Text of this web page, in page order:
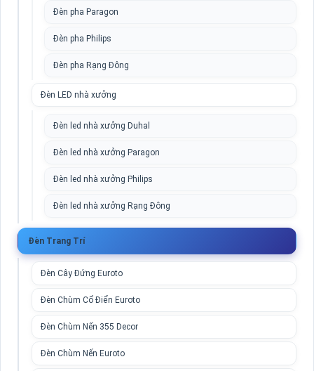
Đèn pha Paragon
Đèn pha Philips
Đèn pha Rạng Đông
Đèn LED nhà xưởng
Đèn led nhà xưởng Duhal
Đèn led nhà xưởng Paragon
Đèn led nhà xưởng Philips
Đèn led nhà xưởng Rạng Đông
Đèn Trang Trí
Đèn Cây Đứng Euroto
Đèn Chùm Cổ Điển Euroto
Đèn Chùm Nến 355 Decor
Đèn Chùm Nến Euroto